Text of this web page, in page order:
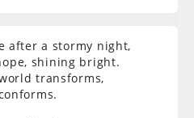
after a stormy night,
shining bright.
transforms,